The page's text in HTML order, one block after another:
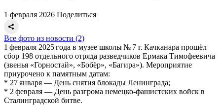
1 февраля 2026 Поделиться
Все фото из новости (2)
1 февраля 2025 года в музее школы № 7 г. Качканара прошёл
сбор 198 отдельного отряда разведчиков Ермака Тимофеевича
(звенья «Горностай», «Бобёр», «Багира»). Мероприятие
приурочено к памятным датам:
* 27 января — День снятия блокады Ленинграда;
* 2 февраля — День разгрома немецко‑фашистских войск в
Сталинградской битве.